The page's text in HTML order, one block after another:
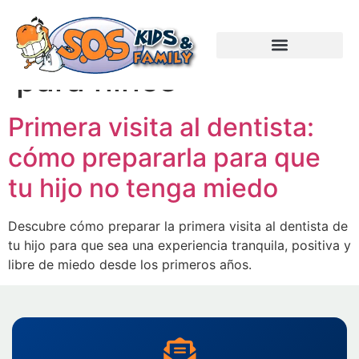
Etiquetas:Dentista
para niños
Primera visita al dentista:
cómo prepararla para que
tu hijo no tenga miedo
Descubre cómo preparar la primera visita al dentista de
tu hijo para que sea una experiencia tranquila, positiva y
libre de miedo desde los primeros años.